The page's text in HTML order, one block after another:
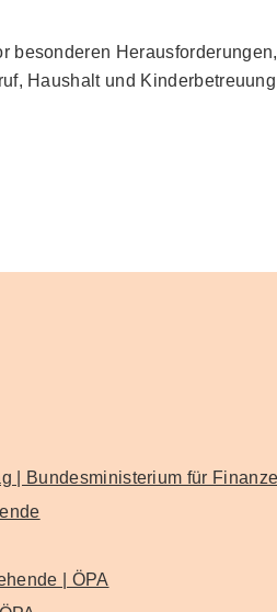
besonderen
Haushalt und
| Bundesministerium für
| ÖPA